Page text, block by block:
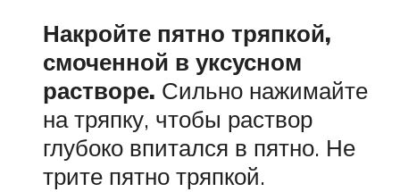
Накройте пятно тряпкой,
смоченной в уксусном
растворе. Сильно нажимайте
на тряпку, чтобы раствор
глубоко впитался в пятно. Не
трите пятно тряпкой.